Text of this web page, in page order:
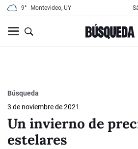
9° Montevideo, UY
Búsqueda
3 de noviembre de 2021
Un invierno de
estelares